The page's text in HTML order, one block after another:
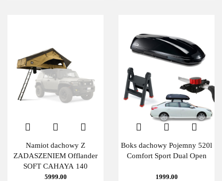
Namiot dachowy Z
ZADASZENIEM Offlander
SOFT CAHAYA 140
5999.00
Boks dachowy Pojemny 520l
Comfort Sport Dual Open
1999.00